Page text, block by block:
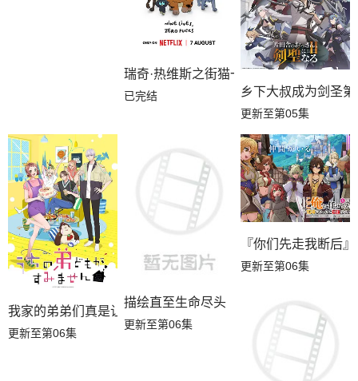
瑞奇·热维斯之街猫一族
已完结 乡下大叔成为剑圣
更新至第05集
我家的弟弟们真是让您费心了
更新至第06集
描绘直至生命尽头
更新至第06集
『你们先走我断后
更新至第06集